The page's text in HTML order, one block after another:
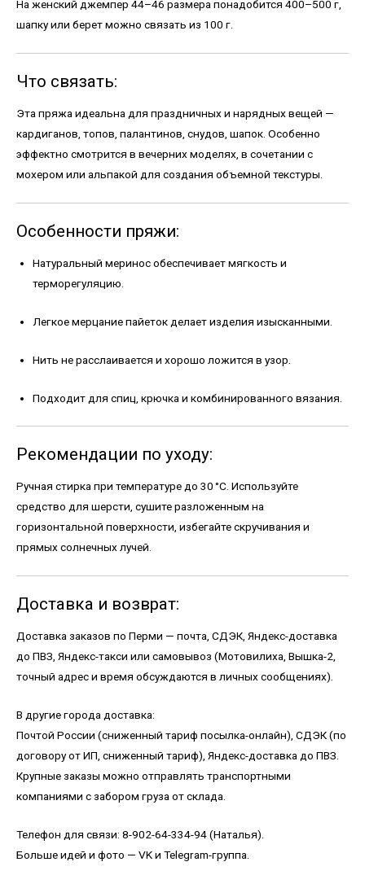
На женский джемпер 44–46 размера понадобится 400–500 г,
шапку или берет можно связать из 100 г.
Что связать:
Эта пряжа идеальна для праздничных и нарядных вещей —
кардиганов, топов, палантинов, снудов, шапок. Особенно
эффектно смотрится в вечерних моделях, в сочетании с
мохером или альпакой для создания объемной текстуры.
Особенности пряжи:
Натуральный меринос обеспечивает мягкость и
терморегуляцию.
Легкое мерцание пайеток делает изделия изысканными.
Нить не расслаивается и хорошо ложится в узор.
Подходит для спиц, крючка и комбинированного вязания.
Рекомендации по уходу:
Ручная стирка при температуре до 30 °C. Используйте
средство для шерсти, сушите разложенным на
горизонтальной поверхности, избегайте скручивания и
прямых солнечных лучей.
Доставка и возврат:
Доставка заказов по Перми — почта, СДЭК, Яндекс-доставка
до ПВЗ, Яндекс-такси или самовывоз (Мотовилиха, Вышка-2,
точный адрес и время обсуждаются в личных сообщениях).
В другие города доставка:
Почтой России (сниженный тариф посылка-онлайн), СДЭК (по
договору от ИП, сниженный тариф), Яндекс-доставка до ПВЗ.
Крупные заказы можно отправлять транспортными
компаниями с забором груза от склада.
Телефон для связи: 8-902-64-334-94 (Наталья).
Больше идей и фото — VKи Telegram-группа